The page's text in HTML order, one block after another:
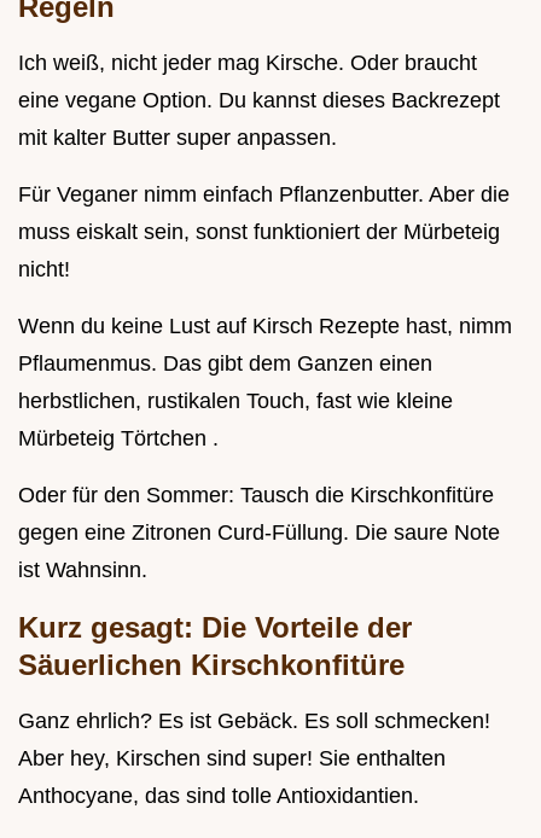
Ich weiß, nicht jeder mag Kirsche. Oder braucht
eine vegane Option. Du kannst dieses Backrezept
mit kalter Butter super anpassen.
Für Veganer nimm einfach Pflanzenbutter. Aber die
muss eiskalt sein, sonst funktioniert der Mürbeteig
nicht!
Wenn du keine Lust auf Kirsch Rezepte hast, nimm
Pflaumenmus. Das gibt dem Ganzen einen
herbstlichen, rustikalen Touch, fast wie kleine
Mürbeteig Törtchen .
Oder für den Sommer: Tausch die Kirschkonfitüre
gegen eine Zitronen Curd-Füllung. Die saure Note
ist Wahnsinn.
Kurz gesagt: Die Vorteile der
Säuerlichen Kirschkonfitüre
Ganz ehrlich? Es ist Gebäck. Es soll schmecken!
Aber hey, Kirschen sind super! Sie enthalten
Anthocyane, das sind tolle Antioxidantien.